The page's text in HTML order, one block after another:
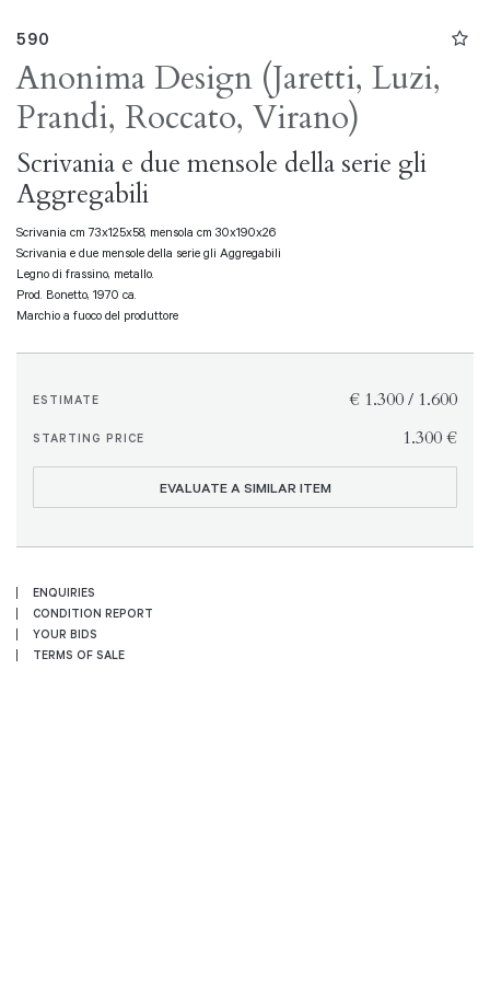
590
Anonima Design (Jaretti, Luzi,
Prandi, Roccato, Virano)
Scrivania e due mensole della serie gli
Aggregabili
Scrivania cm 73x125x58, mensola cm 30x190x26
Scrivania e due mensole della serie gli Aggregabili
Legno di frassino, metallo.
Prod. Bonetto, 1970 ca.
Marchio a fuoco del produttore
€ 1.300 / 1.600
ESTIMATE
€ 1.300
STARTING PRICE
EVALUATE A SIMILAR ITEM
ENQUIRIES
CONDITION REPORT
YOUR BIDS
TERMS OF SALE